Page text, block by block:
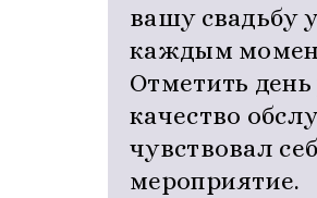
вашу свадьбу
каждым
Отметить
качество
чувствовал
мероприятие.